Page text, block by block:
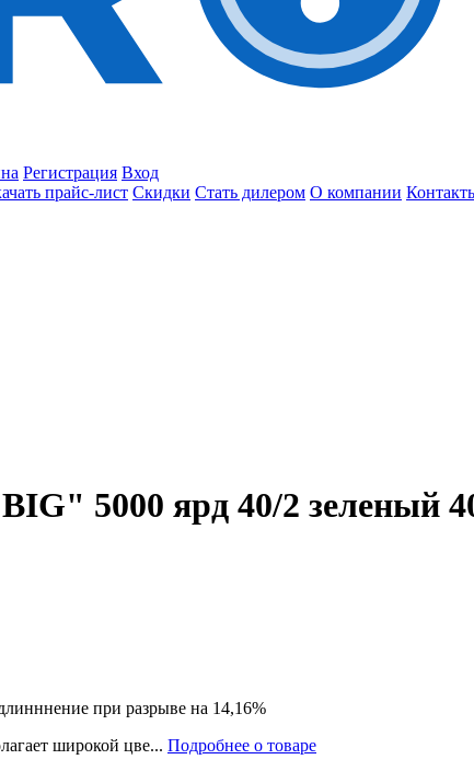
Регистрация Вход
прайс-лист Скидки Стать дилером О компании
5000 ярд 40/2 зеленый
при разрыве на 14,16%
широкой цве... Подробнее о товаре